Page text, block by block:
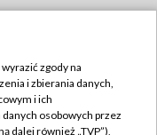
zgody na
i zbierania danych,
i ich
osobowych przez
dalej również „TVP”),